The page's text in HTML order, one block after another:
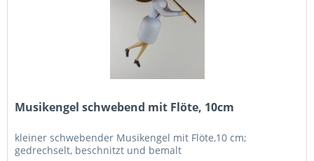
Musikengel schwebend mit Flöte, 10cm
kleiner schwebender Musikengel mit Flöte,10 cm;
gedrechselt, beschnitzt und bemalt